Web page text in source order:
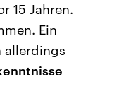
15 Jahren.
Ein
allerdings